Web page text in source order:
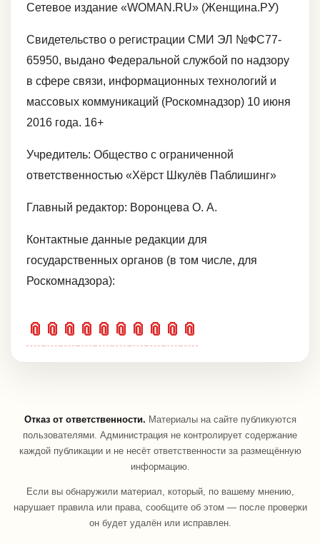
Сетевое издание «WOMAN.RU» (Женщина.РУ)
Свидетельство о регистрации СМИ ЭЛ №ФС77-
65950, выдано Федеральной службой по надзору
в сфере связи, информационных технологий и
массовых коммуникаций (Роскомнадзор) 10 июня
2016 года. 16+
Учредитель: Общество с ограниченной
ответственностью «Хёрст Шкулёв Паблишинг»
Главный редактор: Воронцева О. А.
Контактные данные редакции для
государственных органов (в том числе, для
Роскомнадзора):
📎 📎 📎 📎 📎 📎 📎 📎 📎 📎
Отказ от ответственности. Материалы на сайте публикуются
пользователями. Администрация не контролирует содержание
каждой публикации и не несёт ответственности за размещённую
информацию.
Если вы обнаружили материал, который, по вашему мнению,
нарушает правила или права, сообщите об этом — после проверки
он будет удалён или исправлен.